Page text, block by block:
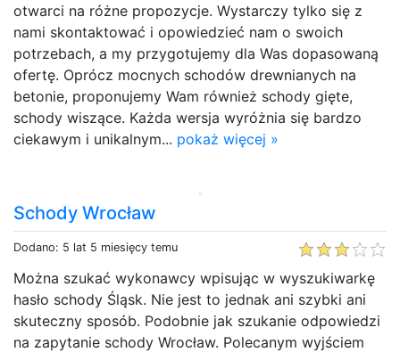
otwarci na różne propozycje. Wystarczy tylko się z
nami skontaktować i opowiedzieć nam o swoich
potrzebach, a my przygotujemy dla Was dopasowaną
ofertę. Oprócz mocnych schodów drewnianych na
betonie, proponujemy Wam również schody gięte,
schody wiszące. Każda wersja wyróżnia się bardzo
ciekawym i unikalnym... pokaż więcej »
Schody Wrocław
Dodano: 5 lat 5 miesięcy temu
Można szukać wykonawcy wpisując w wyszukiwarkę
hasło schody Śląsk. Nie jest to jednak ani szybki ani
skuteczny sposób. Podobnie jak szukanie odpowiedzi
na zapytanie schody Wrocław. Polecanym wyjściem